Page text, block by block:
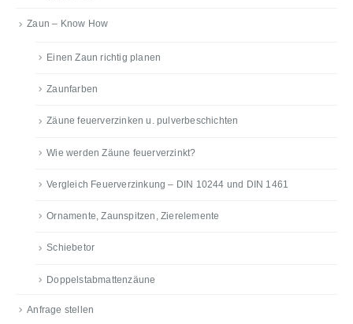
Zaun – Know How
Einen Zaun richtig planen
Zaunfarben
Zäune feuerverzinken u. pulverbeschichten
Wie werden Zäune feuerverzinkt?
Vergleich Feuerverzinkung – DIN 10244 und DIN 1461
Ornamente, Zaunspitzen, Zierelemente
Schiebetor
Doppelstabmattenzäune
Anfrage stellen